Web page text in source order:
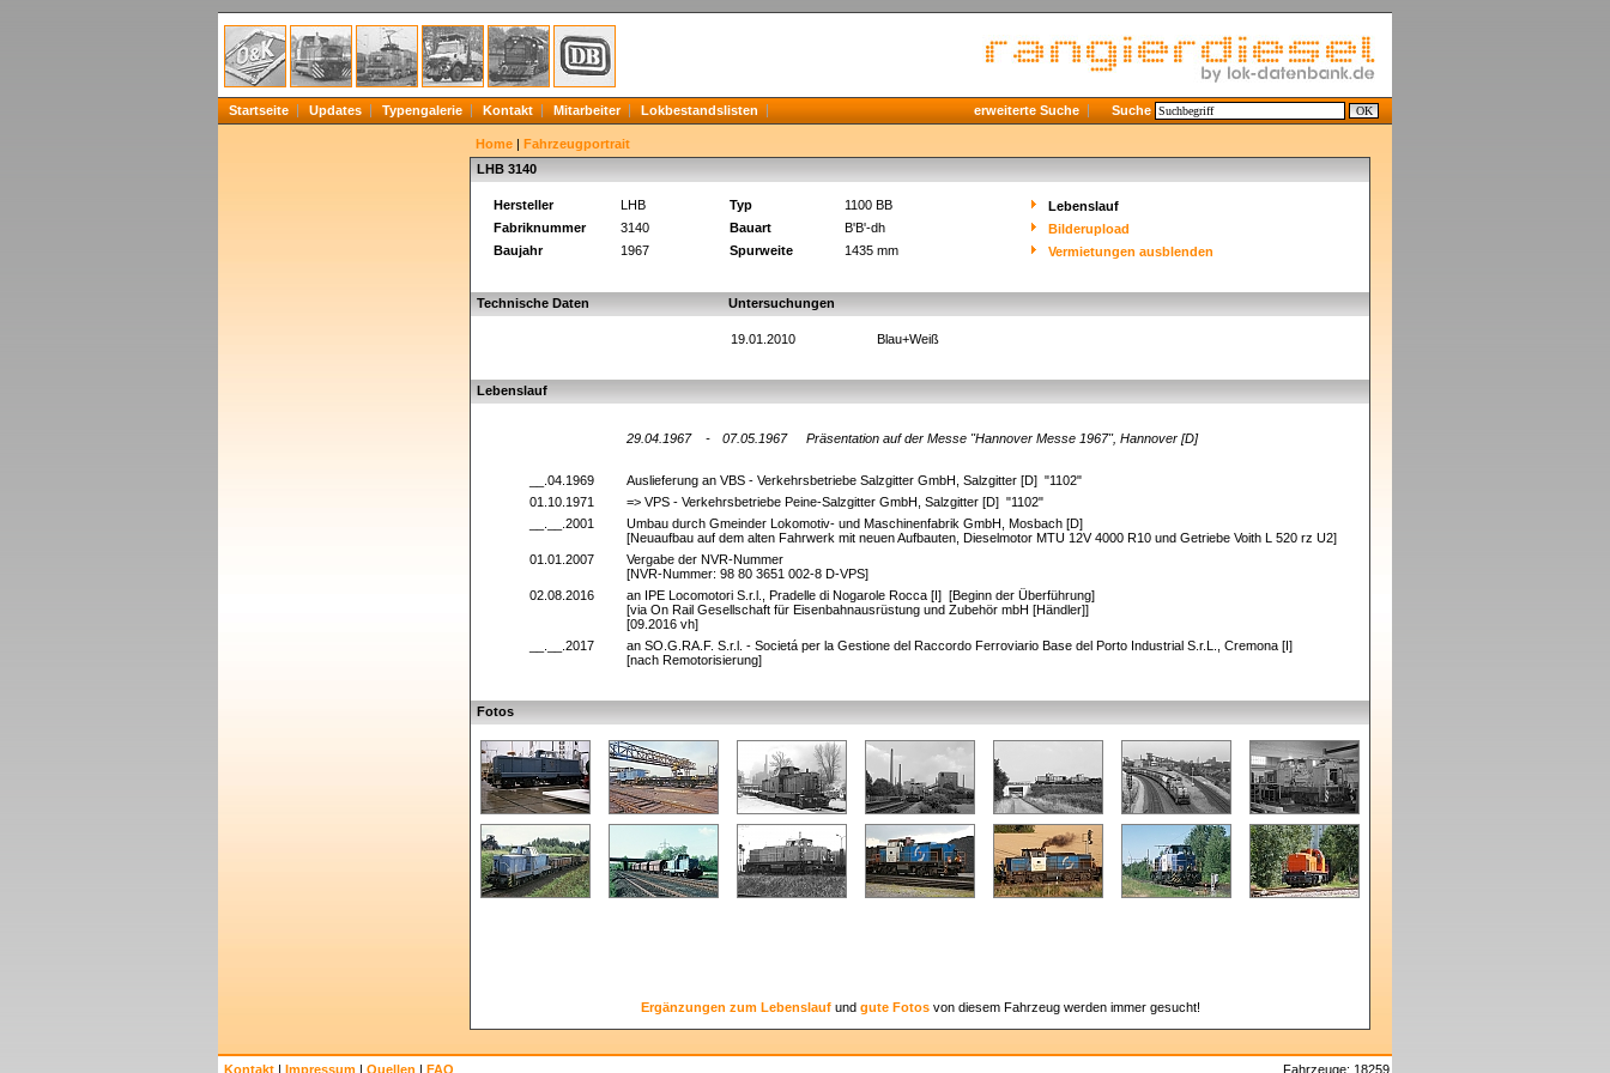
Startseite Updates Typengalerie Kontakt Mitarbeiter Lokbestandslisten erweiterte Suche Suche
Home | Fahrzeugportrait
LHB 3140
Hersteller LHB Typ 1100 BB
Lebenslauf
Fabriknummer
3140 Bauart B'B'-dh
Bilderupload
Baujahr
1967 Spurweite 1435 mm Vermietungen ausblenden
Technische Daten Untersuchungen
19.01.2010 Blau+Weiß
Lebenslauf
29.04.1967 - 07.05.1967 Präsentation auf der Messe "Hannover Messe 1967", Hannover [D]
__.04.1969
Auslieferung an VBS - Verkehrsbetriebe Salzgitter GmbH, Salzgitter [D] "1102"
01.10.1971
=> VPS - Verkehrsbetriebe Peine-Salzgitter GmbH, Salzgitter [D] "1102"
__.__.2001
Umbau durch Gmeinder Lokomotiv- und Maschinenfabrik GmbH, Mosbach [D]
[Neuaufbau auf dem alten Fahrwerk mit neuen Aufbauten, Dieselmotor MTU 12V 4000 R10 und Getriebe Voith L 520 rz U2]
01.01.2007
Vergabe der NVR-Nummer
[NVR-Nummer: 98 80 3651 002-8 D-VPS]
02.08.2016
an IPE Locomotori S.r.l., Pradelle di Nogarole Rocca [I] [Beginn der Überführung]
[via On Rail Gesellschaft für Eisenbahnausrüstung und Zubehör mbH [Händler]]
[09.2016 vh]
__.__.2017
an SO.G.RA.F. S.r.l. - Societá per la Gestione del Raccordo Ferroviario Base del Porto Industrial S.r.L., Cremona [I]
[nach Remotorisierung]
Fotos
Ergänzungen zum Lebenslaufund gute Fotosvon diesem Fahrzeug werden immer gesucht!
Kontakt | Impressum | Quellen | FAQ Fahrzeuge: 18259